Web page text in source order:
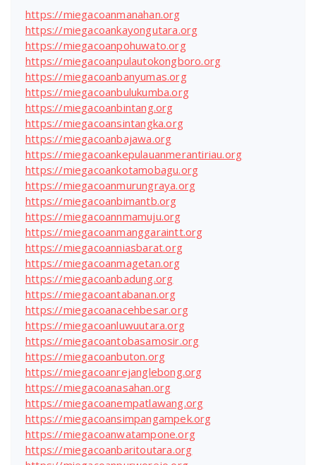
https://miegacoanmanahan.org
https://miegacoankayongutara.org
https://miegacoanpohuwato.org
https://miegacoanpulautokongboro.org
https://miegacoanbanyumas.org
https://miegacoanbulukumba.org
https://miegacoanbintang.org
https://miegacoansintangka.org
https://miegacoanbajawa.org
https://miegacoankepulauanmerantiriau.org
https://miegacoankotamobagu.org
https://miegacoanmurungraya.org
https://miegacoanbimantb.org
https://miegacoannmamuju.org
https://miegacoanmanggaraintt.org
https://miegacoanniasbarat.org
https://miegacoanmagetan.org
https://miegacoanbadung.org
https://miegacoantabanan.org
https://miegacoanacehbesar.org
https://miegacoanluwuutara.org
https://miegacoantobasamosir.org
https://miegacoanbuton.org
https://miegacoanrejanglebong.org
https://miegacoanasahan.org
https://miegacoanempatlawang.org
https://miegacoansimpangampek.org
https://miegacoanwatampone.org
https://miegacoanbaritoutara.org